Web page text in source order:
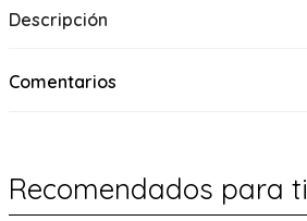
Descripción
Comentarios
Recomendados para ti